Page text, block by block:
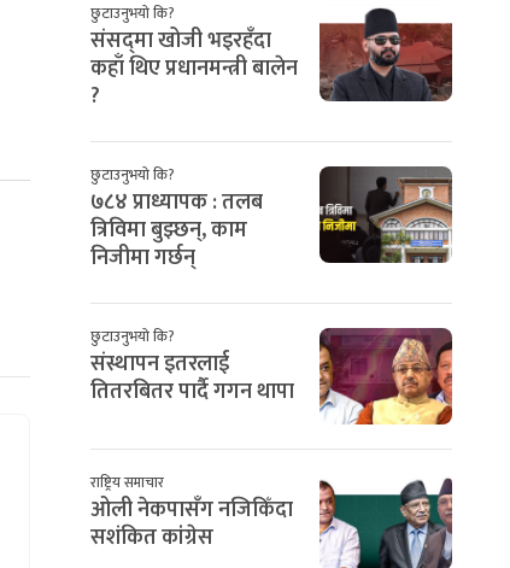
छुटाउनुभयो कि?
संसद्‌मा खोजी भइरहँदा
कहाँ थिए प्रधानमन्त्री बालेन
?
छुटाउनुभयो कि?
७८४ प्राध्यापक : तलब
त्रिविमा बुझ्छन्, काम
निजीमा गर्छन्
छुटाउनुभयो कि?
संस्थापन इतरलाई
तितरबितर पार्दै गगन थापा
राष्ट्रिय समाचार
ओली नेकपासँग नजिकिँदा
सशंकित कांग्रेस